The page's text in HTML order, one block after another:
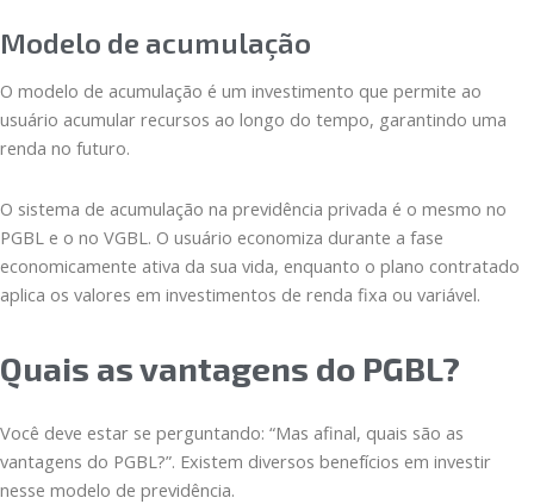
Modelo de acumulação
O modelo de acumulação é um investimento que permite ao
usuário acumular recursos ao longo do tempo, garantindo uma
renda no futuro.
O sistema de acumulação na previdência privada é o mesmo no
PGBL e o no VGBL. O usuário economiza durante a fase
economicamente ativa da sua vida, enquanto o plano contratado
aplica os valores em investimentos de renda fixa ou variável.
Quais as vantagens do PGBL?
Você deve estar se perguntando: “Mas afinal, quais são as
vantagens do PGBL?”. Existem diversos benefícios em investir
nesse modelo de previdência.